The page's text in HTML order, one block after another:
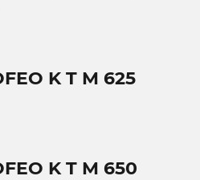
K T M 625
K T M 650